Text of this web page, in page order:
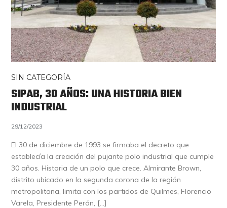
SIN CATEGORÍA
SIPAB, 30 AÑOS: UNA HISTORIA BIEN
INDUSTRIAL
29/12/2023
El 30 de diciembre de 1993 se firmaba el decreto que
establecía la creación del pujante polo industrial que cumple
30 años. Historia de un polo que crece. Almirante Brown,
distrito ubicado en la segunda corona de la región
metropolitana, limita con los partidos de Quilmes, Florencio
Varela, Presidente Perón, […]